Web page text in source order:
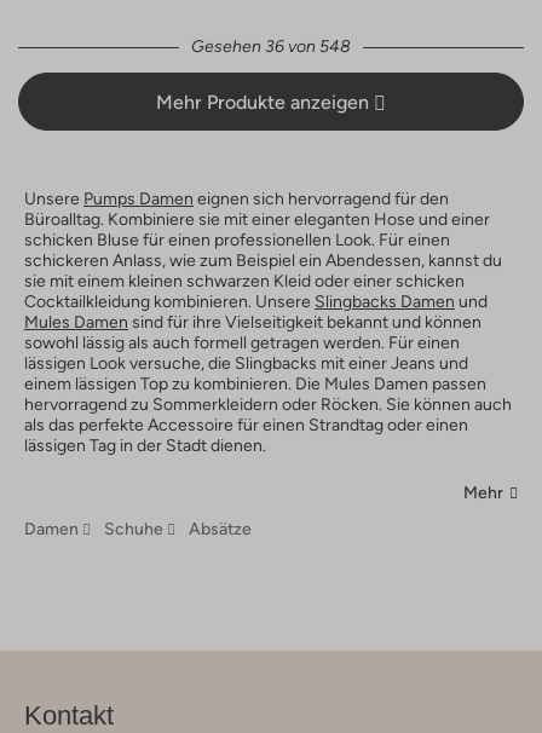
Gesehen 36 von 548
Mehr Produkte anzeigen
Unsere Pumps Damen eignen sich hervorragend für den
Büroalltag. Kombiniere sie mit einer eleganten Hose und einer
schicken Bluse für einen professionellen Look. Für einen
schickeren Anlass, wie zum Beispiel ein Abendessen, kannst du
sie mit einem kleinen schwarzen Kleid oder einer schicken
Cocktailkleidung kombinieren. Unsere Slingbacks Damen und
Mules Damen sind für ihre Vielseitigkeit bekannt und können
sowohl lässig als auch formell getragen werden. Für einen
lässigen Look versuche, die Slingbacks mit einer Jeans und
einem lässigen Top zu kombinieren. Die Mules Damen passen
hervorragend zu Sommerkleidern oder Röcken. Sie können auch
als das perfekte Accessoire für einen Strandtag oder einen
lässigen Tag in der Stadt dienen.
Mehr
Damen
Schuhe Absätze
Kontakt